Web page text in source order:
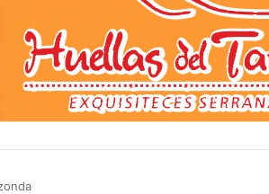
Vino y Adiós
2 octubre, 2026
elenco de